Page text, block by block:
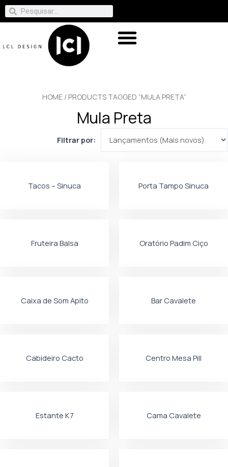
HOME/ PRODUCTS TAGGED “MULA PRETA”
Mula Preta
Filtrar por:
Tacos – Sinuca Porta Tampo Sinuca
Fruteira Balsa Oratório Padim Ciço
Caixa de Som Apito Bar Cavalete
Cabideiro Cacto Centro Mesa Pill
Estante K7 Cama Cavalete